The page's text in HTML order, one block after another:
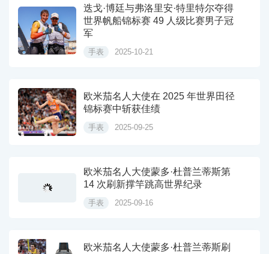
迭戈·博廷与弗洛里安·特里特尔夺得
世界帆船锦标赛 49 人级比赛男子冠
军
手表 2025-10-21
欧米茄名人大使在 2025 年世界田径
锦标赛中斩获佳绩
手表 2025-09-25
欧米茄名人大使蒙多·杜普兰蒂斯第
14 次刷新撑竿跳高世界纪录
手表 2025-09-16
欧米茄名人大使蒙多·杜普兰蒂斯刷